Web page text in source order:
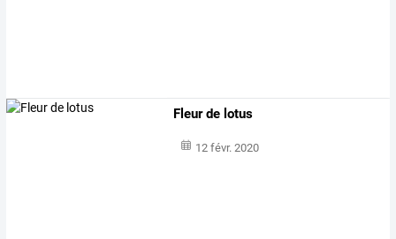
Fleur de lotus
12 févr. 2020